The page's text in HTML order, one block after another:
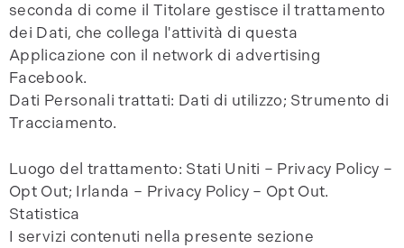
seconda di come il Titolare gestisce il trattamento
dei Dati, che collega l'attività di questa
Applicazione con il network di advertising
Facebook.
Dati Personali trattati: Dati di utilizzo; Strumento di
Tracciamento.
Luogo del trattamento: Stati Uniti – Privacy Policy –
Opt Out; Irlanda – Privacy Policy – Opt Out.
Statistica
I servizi contenuti nella presente sezione